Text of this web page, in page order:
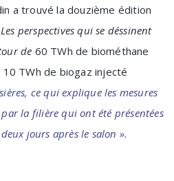
a trouvé ladouzième édition
Les perspectives qui se déssinent
de 60 TWh de biométhane
TWh de biogaz injecté
ce qui explique les mesures
la filière qui ont été présentées
jours après le salon ».